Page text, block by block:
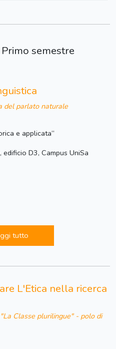
semestre
del parlato naturale
e applicata“
D3, Campus UniSa
tutto
L'Etica nella ricerca
Classe plurilingue" - polo di